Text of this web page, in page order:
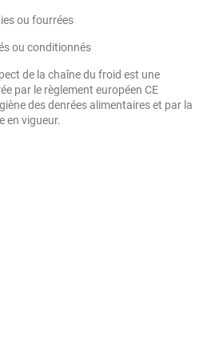
ou fourrées
ou conditionnés
de la chaîne du froid est une
par le règlement européen CE
des denrées alimentaires et par la
en vigueur.